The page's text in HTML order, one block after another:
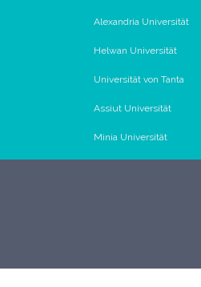
Alexandria Universität
Helwan Universität
Universität von Tanta
Assiut Universität
Minia Universität